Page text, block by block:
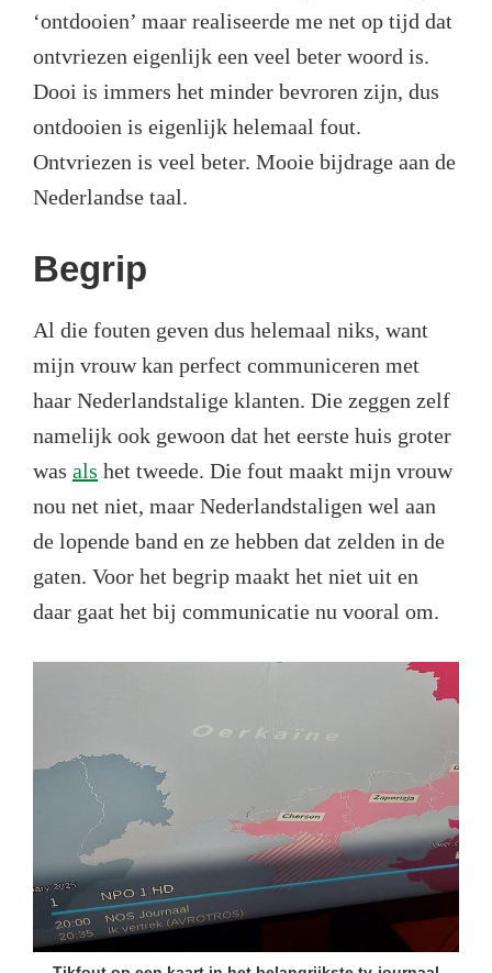
‘ontdooien’ maar realiseerde me net op tijd dat
ontvriezen eigenlijk een veel beter woord is.
Dooi is immers het minder bevroren zijn, dus
ontdooien is eigenlijk helemaal fout.
Ontvriezen is veel beter. Mooie bijdrage aan de
Nederlandse taal.
Begrip
Al die fouten geven dus helemaal niks, want
mijn vrouw kan perfect communiceren met
haar Nederlandstalige klanten. Die zeggen zelf
namelijk ook gewoon dat het eerste huis groter
was als het tweede. Die fout maakt mijn vrouw
nou net niet, maar Nederlandstaligen wel aan
de lopende band en ze hebben dat zelden in de
gaten. Voor het begrip maakt het niet uit en
daar gaat het bij communicatie nu vooral om.